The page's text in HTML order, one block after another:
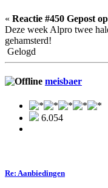
« Reactie #450 Gepost
Deze week Alpro twee
gehamsterd!
Gelogd
meisbaer
6.054
Re: Aanbiedingen